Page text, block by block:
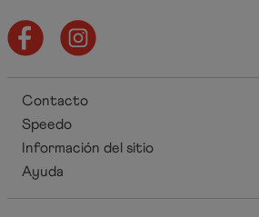
Contacto
Speedo
Información del sitio
Ayuda